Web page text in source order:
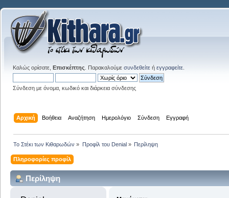
Καλώς ορίσατε, Επισκέπτης . Παρακαλούμε συνδεθείτε ή εγγραφείτε
Σύνδεση με όνομα, κωδικό και διάρκεια σύνδεσης
Αρχική Βοήθεια Αναζήτηση Ημερολόγιο Σύνδεση Εγγραφή
Το Στέκι των Κιθαρωδών » Προφίλ του Denial» Περίληψη
Πληροφορίες προφίλ
Περίληψη